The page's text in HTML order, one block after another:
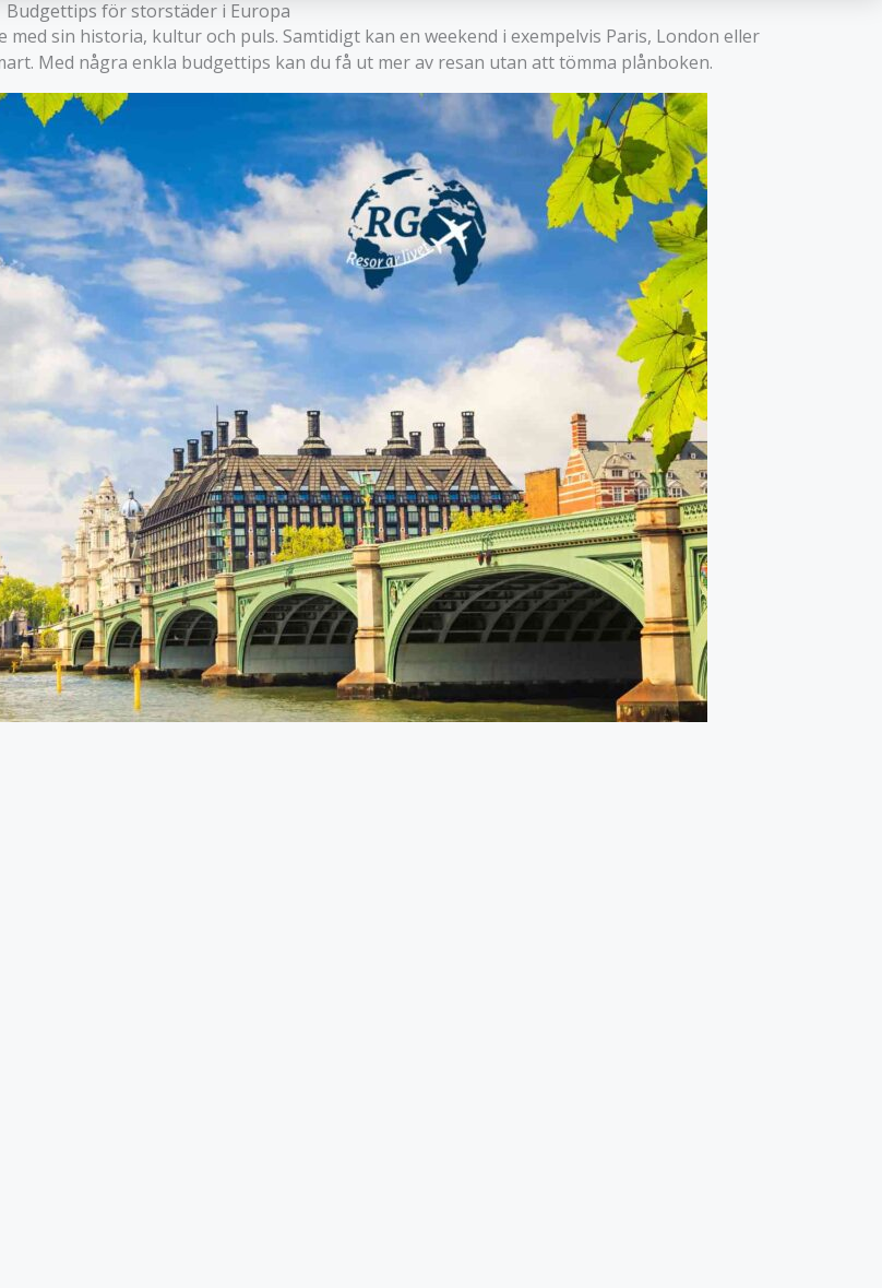
Budgettips för storstäder i Europa
sin historia, kultur och puls. Samtidigt kan en weekend i exempelvis Paris, London eller
Med några enkla budgettips kan du få ut mer av resan utan att tömma plånboken.